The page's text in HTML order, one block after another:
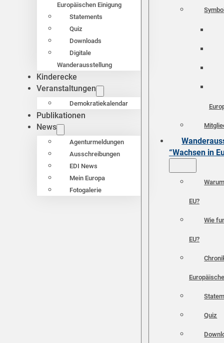
Europäischen Einigung
Statements
Quiz
Downloads
Digitale
Wanderausstellung
Kinderecke
Veranstaltungen
Demokratiekalendar
Publikationen
News
Agenturmeldungen
Ausschreibungen
EDI News
Mein Europa
Fotogalerie
“Wachsen in
EU?
Wie
EU?
Quiz